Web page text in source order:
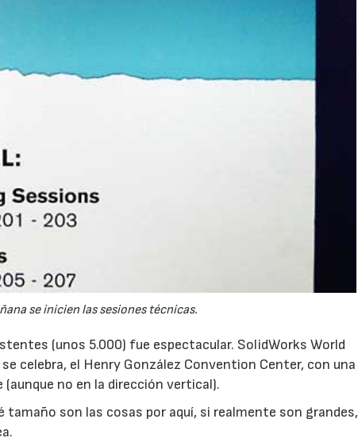
se inicien las sesiones técnicas.
(unos 5.000) fue espectacular. SolidWorks World
celebra, el Henry González Convention Center, con una
no en la dirección vertical).
son las cosas por aquí, si realmente son grandes,